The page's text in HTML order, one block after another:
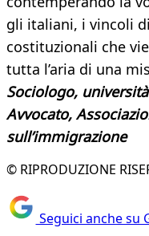
gli italiani, i vincoli
costituzionali che
tutta l’aria di una
Sociologo,
Avvocato,
sull’immigrazione
© RIPRODUZIONE
Seguici anche su